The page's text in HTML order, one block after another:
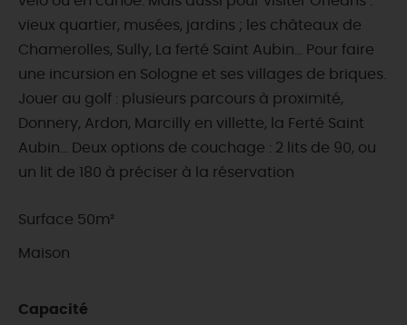
vieux quartier, musées, jardins ; les châteaux de
Chamerolles, Sully, La ferté Saint Aubin... Pour faire
une incursion en Sologne et ses villages de briques.
Jouer au golf : plusieurs parcours à proximité,
Donnery, Ardon, Marcilly en villette, la Ferté Saint
Aubin... Deux options de couchage : 2 lits de 90, ou
un lit de 180 à préciser à la réservation
Surface 50m²
Maison
Capacité